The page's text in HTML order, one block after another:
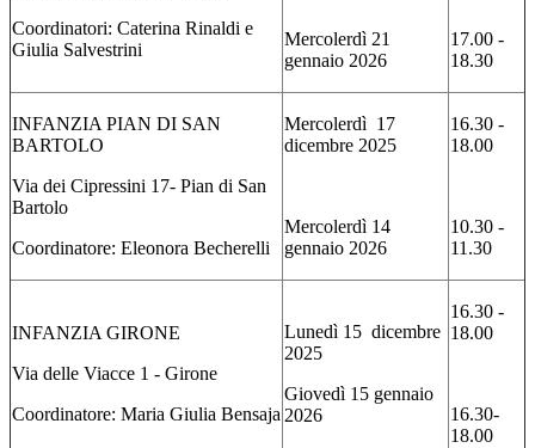
Coordinatori: Caterina Rinaldi e
Giulia Salvestrini
Mercolerdì 21
gennaio 2026
17.00 -
18.30
INFANZIA PIAN DI SAN
BARTOLO
Via dei Cipressini 17- Pian di San
Bartolo
Coordinatore: Eleonora Becherelli
Mercolerdì 17
dicembre 2025
Mercolerdì 14
gennaio 2026
16.30 -
18.00
10.30 -
11.30
INFANZIA GIRONE
Via delle Viacce 1 - Girone
Coordinatore: Maria Giulia Bensaja
Lunedì 15 dicembre
2025
Giovedì 15 gennaio
2026
16.30 -
18.00
16.30-
18.00